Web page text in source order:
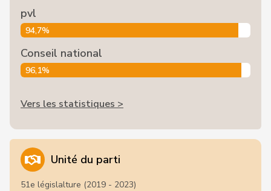
pvl
94,7%
Conseil national
96,1%
Vers les statistiques >
Unité du parti
51e législalture (2019 - 2023)